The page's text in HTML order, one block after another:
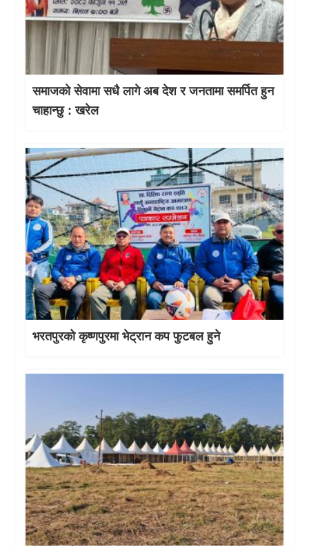
समाजको सेवामा सधै लागे अब देश र जनतामा समर्पित हुन
चाहान्छु : खरेल
भरतपुरको कृष्णपुरमा भेट्रान कप फुटबल हुने